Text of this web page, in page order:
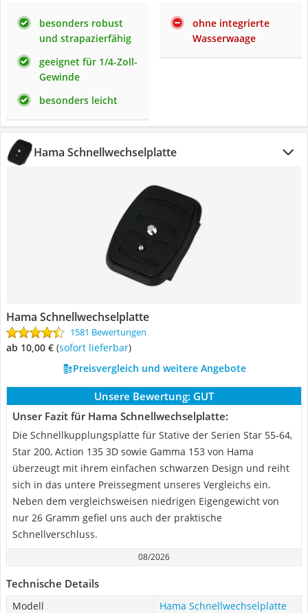
besonders robust
und strapazierfähig
geeignet für 1/4-Zoll-
Gewinde
besonders leicht
ohne integrierte
Wasserwaage
Hama Schnellwechselplatte
Hama Schnellwechselplatte
1581 Bewertungen
ab 10,00 € ( Sofort lieferbar)
Preisvergleich und weitere Angebote
Unsere Bewertung: GUT
Unser Fazit für Hama Schnellwechselplatte:
Die Schnellkupplungsplatte für Stative der Serien Star 55-64,
Star 200, Action 135 3D sowie Gamma 153 von Hama
überzeugt mit ihrem einfachen schwarzen Design und reiht
sich in das untere Preissegment unseres Vergleichs ein.
Neben dem vergleichsweisen niedrigen Eigengewicht von
nur 26 Gramm gefiel uns auch der praktische
Schnellverschluss.
08/2026
Technische Details
Modell
Hama Schnellwechselplatte